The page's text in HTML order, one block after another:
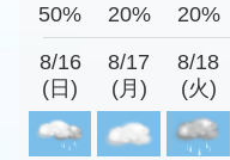
50%
20% 20%
8/16
(日)
8/17
(月)
8/18
(火)